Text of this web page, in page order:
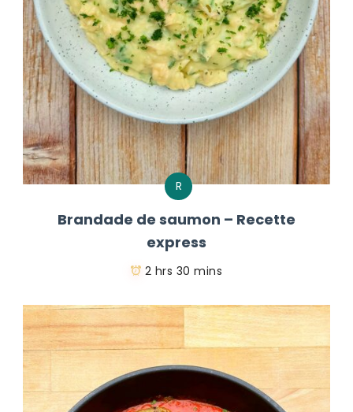
R
Brandade de saumon – Recette
express
2 hrs 30 mins